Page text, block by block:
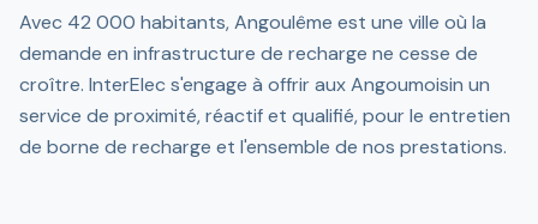
Avec 42 000 habitants, Angoulême est une ville où la
demande en infrastructure de recharge ne cesse de
croître. InterElec s'engage à offrir aux Angoumoisin un
service de proximité, réactif et qualifié, pour le entretien
de borne de recharge et l'ensemble de nos prestations.